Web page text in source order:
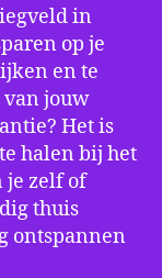
in
op je
en te
jouw
Het is
halen bij het
je zelf of
thuis
ontspannen